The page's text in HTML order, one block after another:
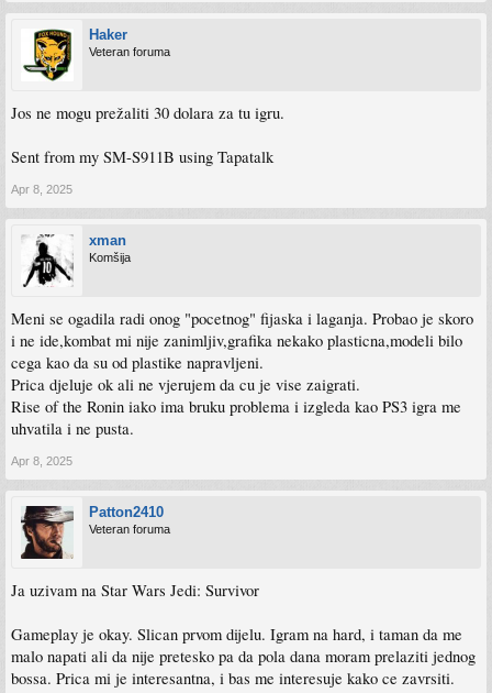
Haker
Veteran foruma
Jos ne mogu prežaliti 30 dolara za tu igru.
Sent from my SM-S911B using Tapatalk
Apr 8, 2025
xman
Komšija
Meni se ogadila radi onog "pocetnog" fijaska i laganja. Probao je skoro
i ne ide,kombat mi nije zanimljiv,grafika nekako plasticna,modeli bilo
cega kao da su od plastike napravljeni.
Prica djeluje ok ali ne vjerujem da cu je vise zaigrati.
Rise of the Ronin iako ima bruku problema i izgleda kao PS3 igra me
uhvatila i ne pusta.
Apr 8, 2025
Patton2410
Veteran foruma
Ja uzivam na Star Wars Jedi: Survivor
Gameplay je okay. Slican prvom dijelu. Igram na hard, i taman da me
malo napati ali da nije pretesko pa da pola dana moram prelaziti jednog
bossa. Prica mi je interesantna, i bas me interesuje kako ce zavrsiti.